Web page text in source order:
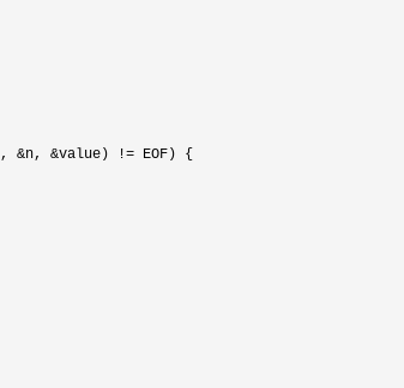
, &n, &value) != EOF) {